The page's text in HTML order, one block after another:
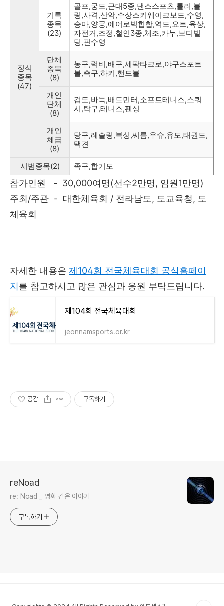
징식
종목
(47)
기록
종목
(23)
골프,궁도,근대5종,댄스스포츠,롤러,볼
링,사격,산악,수상스키웨이크보드,수영,
승마,양궁,에어로빅힙합,역도,요트,육상,
자전거,조정,철인3종,체조,카누,보디빌
딩,핀수영
단체
종목
(8)
농구,럭비,배구,세팍타크로,야구스포트
볼,축구,하키,핸드볼
개인
단체
(8)
검도,바둑,배드민터,소프트테니스,스쿼
시,탁구,테니스,펜싱
개인
체급
(8)
당구,레슬링,복싱,씨름,우슈,유도,태권도,
택견
시범종목(2) 족구,합기도
참가인원 - 30,000여명(선수2만명, 임원1만명)
주최/주관 - 대한체육회 / 전라남도, 도교육청, 도
체육회
자세한 내용은 제104회 전국체육대회 공식홈페이
지를 참고하시고 많은 관심과 응원 부탁드립니다.
제104회 전국체육대회
jeonnamsports.or.kr
공감 구독하기
reNoad
re: Noad _ 영화 같은 이야기
구독하기